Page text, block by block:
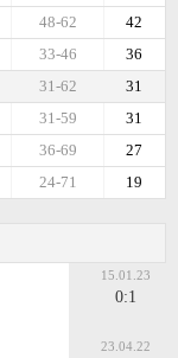
42
48-62
36
33-46
31
31-62
31
31-59
27
36-69
19
24-71
15.01.23
0:1
23.04.22